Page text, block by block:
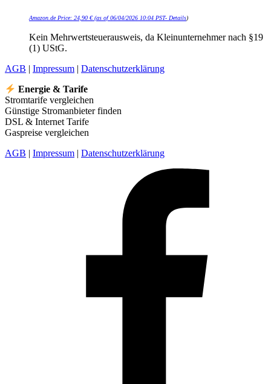
Amazon.de Price: 24,90 €(as of 06/04/2026 10:04 PST- Details)
Kein Mehrwertsteuerausweis, da Kleinunternehmer nach §19
(1) UStG.
AGB | Impressum | Datenschutzerklärung
Energie & Tarife
Stromtarife vergleichen
Günstige Stromanbieter finden
DSL & Internet Tarife
Gaspreise vergleichen
AGB | Impressum | Datenschutzerklärung